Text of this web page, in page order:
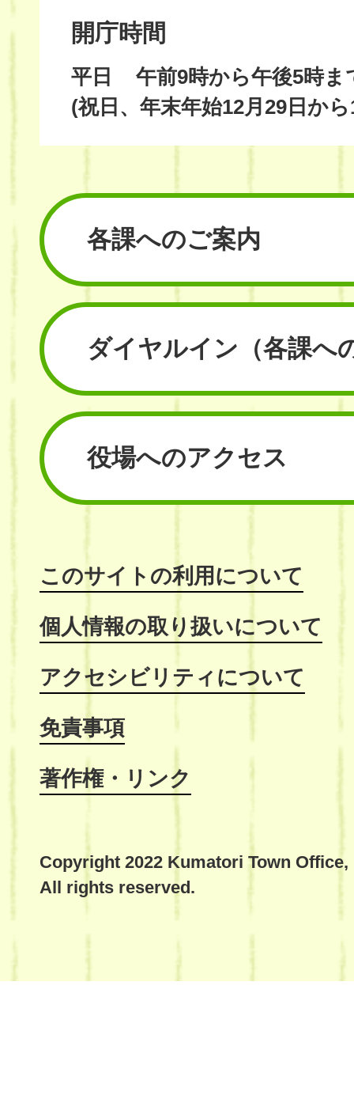
開庁時間
平日
午前9時から午後5時ま
(祝日、年末年始12月29日か
各課へのご案内
ダイヤルイン （各課へ
役場へのアクセス
このサイトの利用について
個人情報の取り扱いについて
アクセシビリティについて
免責事項
著作権・リンク
Copyright 2022 Kumatori Town Office,
All rights reserved.